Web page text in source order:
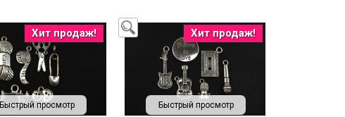
Быстрый просмотр
Хит продаж!
Быстрый просмотр
Хит продаж!